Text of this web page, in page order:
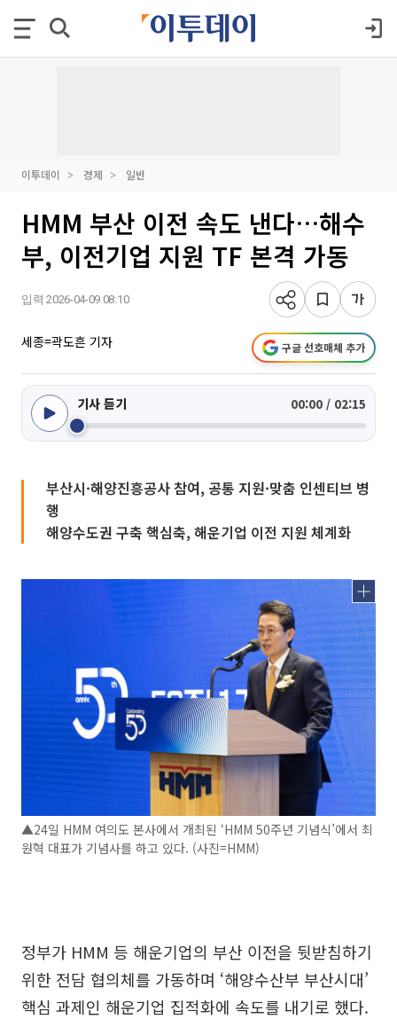
이투데이 경제 일반
HMM 부산 이전 속도 낸다…해수
부, 이전기업 지원 TF 본격 가동
입력 2026-04-09 08:10
세종=곽도흔 기자 구글 선호매체 추가
기사 듣기 00:00 / 02:15
부산시·해양진흥공사 참여, 공통 지원·맞춤 인센티브 병
행
해양수도권 구축 핵심축, 해운기업 이전 지원 체계화
▲24일 HMM 여의도 본사에서 개최된 ‘HMM 50주년 기념식’에서 최
원혁 대표가 기념사를 하고 있다. (사진=HMM)
정부가 HMM 등 해운기업의 부산 이전을 뒷받침하기
위한 전담 협의체를 가동하며 ‘해양수산부 부산시대’
핵심 과제인 해운기업 집적화에 속도를 내기로 했다.